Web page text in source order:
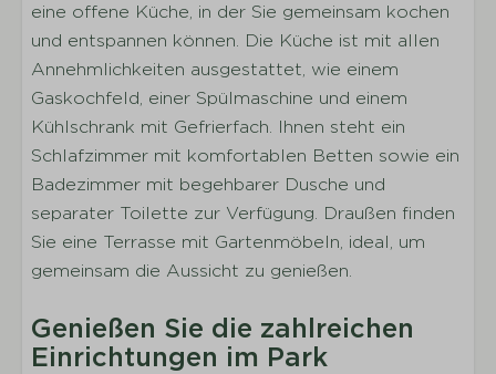
Schlafen
Anzahl der Schlafzimmer: 1
Anzahl der Doppelbetten: 1
Inklusive Bettwäsche pro gebuchter Person
Kleiderschrank
Sanitäranlagen
Anzahl der Badezimmer: 1
Dusche
Separate Toilette
eine offene Küche, in der Sie gemeinsam kochen
und entspannen können. Die Küche ist mit allen
Annehmlichkeiten ausgestattet, wie einem
Gaskochfeld, einer Spülmaschine und einem
Kühlschrank mit Gefrierfach. Ihnen steht ein
Schlafzimmer mit komfortablen Betten sowie ein
Badezimmer mit begehbarer Dusche und
separater Toilette zur Verfügung. Draußen finden
Sie eine Terrasse mit Gartenmöbeln, ideal, um
gemeinsam die Aussicht zu genießen.
Genießen Sie die zahlreichen
Einrichtungen im Park